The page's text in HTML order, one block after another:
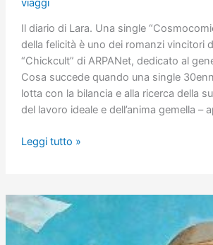
viaggi
Il diario di Lara. Una single
della felicità è uno dei romanzi vincitori
“Chickcult” di ARPANet, dedicato al
Cosa succede quando una single
lotta con la bilancia e alla ricerca della
del lavoro ideale e dell’anima gemella –
Il
Leggi tutto »